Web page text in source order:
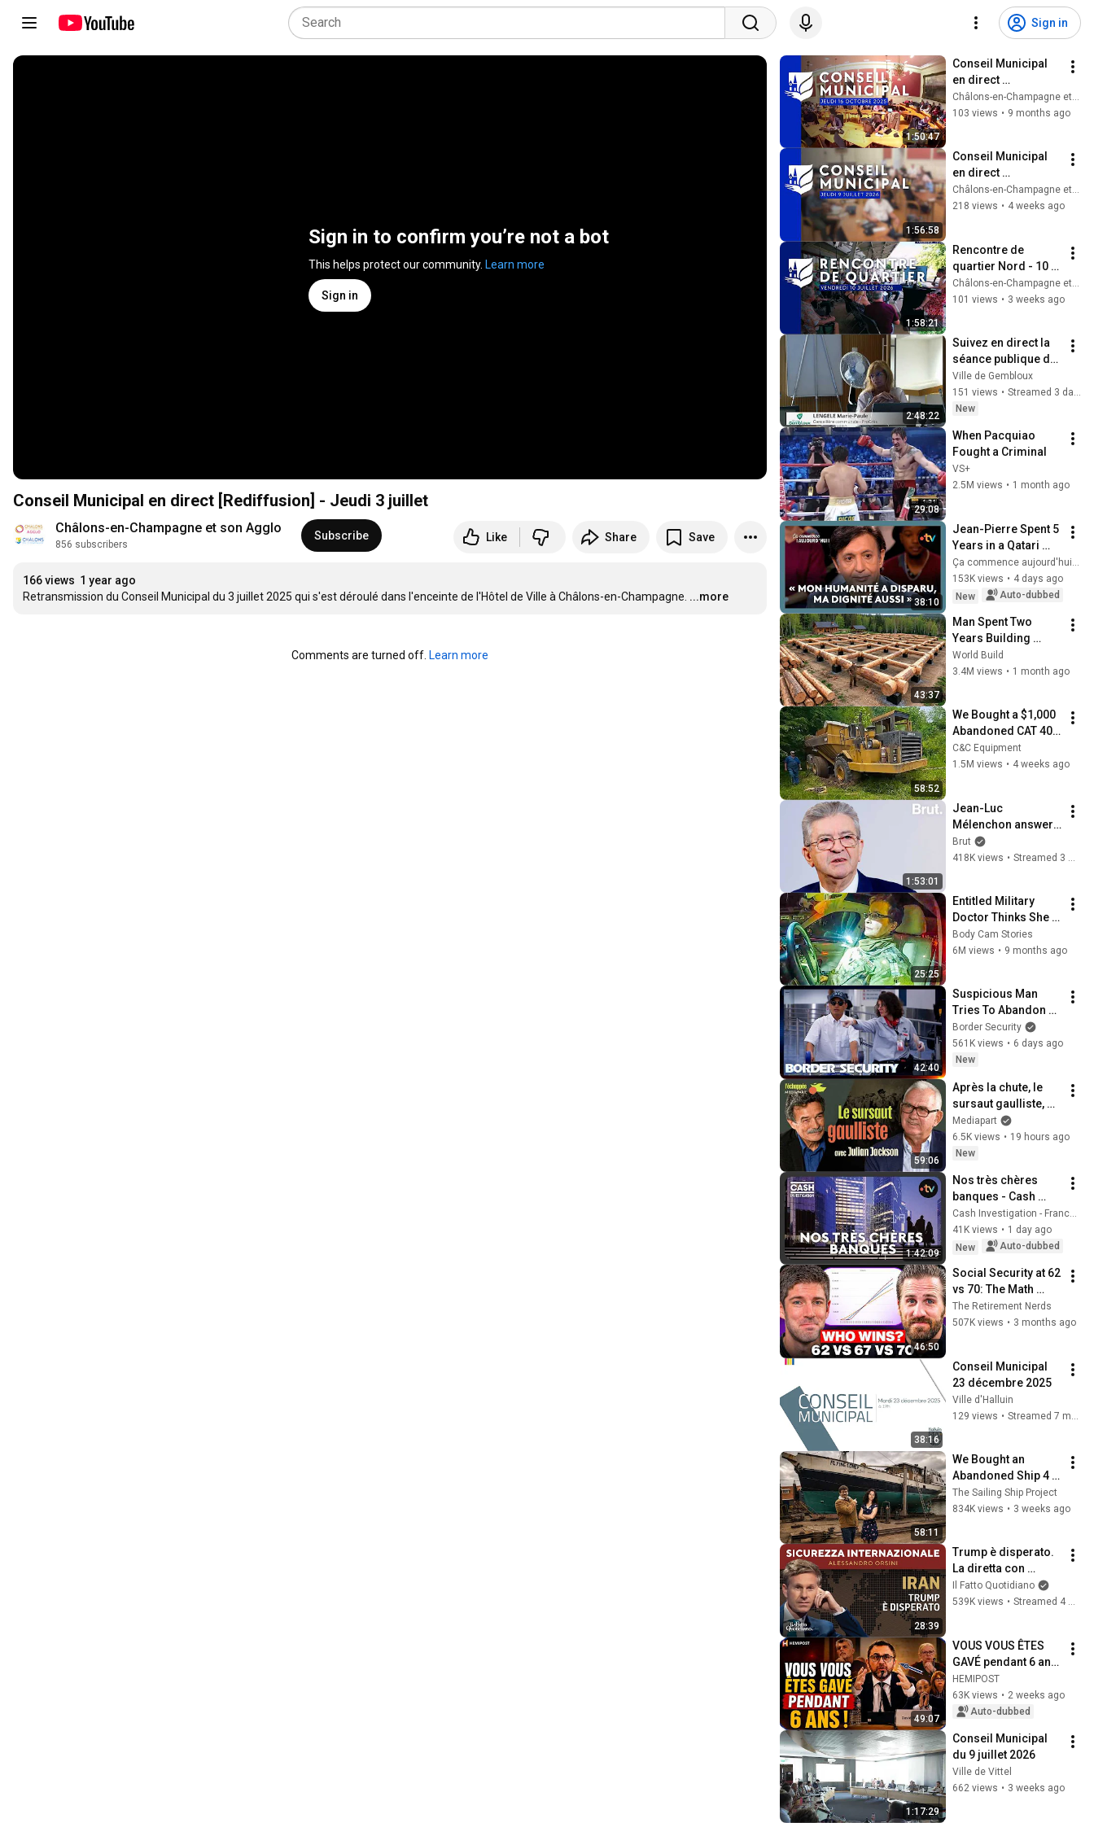
Sign in
Sign in to confirm you’re not a bot
This helps protect our community. Learn more
Sign in
Conseil Municipal en direct [Rediffusion] - Jeudi 3 juillet
Châlons-en-Champagne et son Agglo
856 subscribers
Subscribe Like Share Save
166 views 1 year ago
Retransmission du Conseil Municipal du 3 juillet 2025 qui s'est déroulé dans l'enceinte de l'Hôtel de Ville à Châlons-en-Champagne. ...more
Comments are turned off. Learn more
1:50:47
Conseil Municipal
en direct
[Rediffusion] -
Jeudi 16 octobre
Châlons-en-Champagne et son Agglo
103 views • 9 months ago
1:56:58
Conseil Municipal
en direct
[Rediffusion] - 9
juillet
Châlons-en-Champagne et son Agglo
218 views • 4 weeks ago
1:58:21
Rencontre de
quartier Nord - 10
juillet - Châlons-en-
Champagne
101 views • 3 weeks ago
2:48:22
Suivez en direct la
séance publique du
Conseil communal
de ce mardi 04 août
2026 dès 19h
Ville de Gembloux
151 views •
Streamed 3 days ago
New
29:08
When Pacquiao
Fought a Criminal
VS+
2.5M views • 1 month ago
38:10
Jean-Pierre Spent 5
Years in a Qatari
Prison
153K views • 4 days ago
New
Auto-dubbed
43:37
Man Spent Two
Years Building
HUGE Wooden
House for his
@bjornbrenton
World Build
3.4M views • 1 month ago
58:52
We Bought a $1,000
Abandoned CAT 400
Haul Truck
C&C Equipment
1.5M views • 4 weeks ago
1:53:01
Jean-Luc
Mélenchon answers
questions from
Rémy Buisine on
Brut
418K views •
25:25
Entitled Military
Doctor Thinks She Is
Above the Law
During DUI Arrest
Body Cam Stories
6M views • 9 months ago
42:40
Suspicious Man
Tries To Abandon
His Bags At The
Border | DOUBLE
EPISODE | Border
Border Security
561K views • 6 days ago
New
59:06
Après la chute, le
sursaut gaulliste,
par Julian Jackson
Mediapart
6.5K views • 19 hours ago
New
1:42:09
Nos très chères
banques - Cash
investigation
Cash Investigation - France Télévisions
41K views • 1 day ago
New
Auto-dubbed
46:50
Social Security at 62
vs 70: The Math
Everyone Gets
Wrong
The Retirement Nerds
507K views • 3 months ago
38:16
Conseil Municipal
23 décembre 2025
Ville d'Halluin
129 views •
58:11
We Bought an
Abandoned Ship 4
Years Ago... This Is
What Happened
The Sailing Ship Project
834K views • 3 weeks ago
28:39
Trump è disperato.
La diretta con
Alessandro Orsini
Il Fatto Quotidiano
539K views • Streamed 4 months ago
49:07
VOUS VOUS ÊTES
GAVÉ pendant 6 ans
! » Le nouveau maire
d’Ambarès
REMBARRE la
HEMIPOST
63K views • 2 weeks ago
Auto-dubbed
1:17:29
Conseil Municipal
du 9 juillet 2026
Ville de Vittel
662 views • 3 weeks ago